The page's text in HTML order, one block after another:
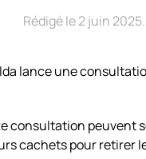
Rédigé le2 juin 2025
lance une
consultation peuvent
cachets pour retirer